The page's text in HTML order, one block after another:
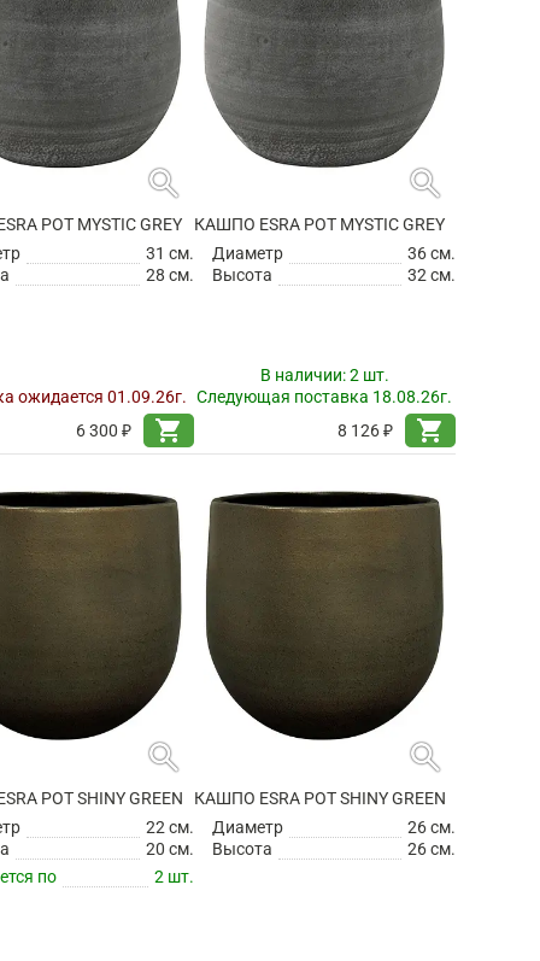
search
POT MYSTIC GREY
31 см.
28 см.
ожидается 01.09.26г.
6 300 ₽
shopping_cart
search
КАШПО ESRA POT MYSTIC GREY
Диаметр
36 см.
Высота
32 см.
В наличии:2 шт.
Следующая поставка 18.08.26г.
8 126 ₽
shopping_cart
search
POT SHINY GREEN
22 см.
20 см.
по
2 шт.
search
КАШПО ESRA POT SHINY GREEN
Диаметр
26 см.
Высота
26 см.